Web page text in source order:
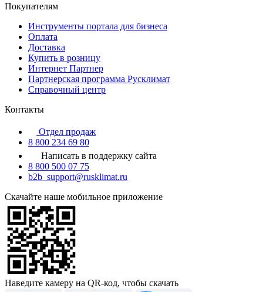
Покупателям
Инструменты портала для бизнеса
Оплата
Доставка
Купить в розницу
Интернет Партнер
Партнерская программа Русклимат
Справочный центр
Контакты
Отдел продаж
8 800 234 69 80
Написать в поддержку сайта
8 800 500 07 75
b2b_support@rusklimat.ru
Скачайте наше мобильное приложение
Наведите камеру на QR-код, чтобы скачать